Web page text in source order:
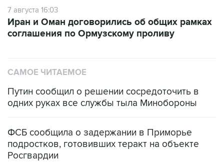
7 августа 16:03
Иран и Оман договорились об общих рамках
соглашения по Ормузскому проливу
САМОЕ ЧИТАЕМОЕ
Путин сообщил о решении сосредоточить в
одних руках все службы тыла Минобороны
ФСБ сообщила о задержании в Приморье
подростков, готовивших теракт на объекте
Росгвардии